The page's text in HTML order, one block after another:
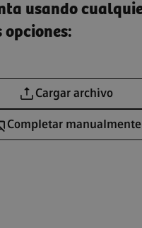
usando
Cargar archivo
Completar manualmente